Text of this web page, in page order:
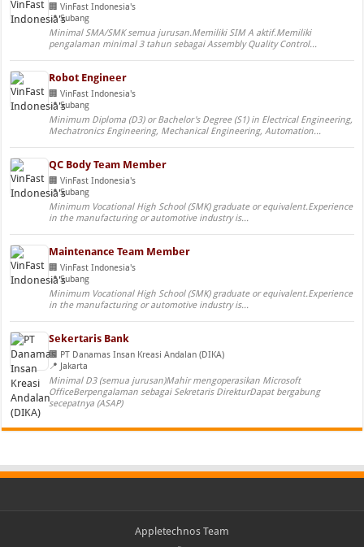
VinFast Indonesia's
Subang
Minimal SMA/SMK semua jurusan.Memiliki SIM A aktif.Memiliki
pengalaman minimal 3 tahun sebagai Assembly Quality Control...
Robot Engineer
VinFast Indonesia's
Subang
Minimum Diploma (D3) or Bachelor's Degree (S1) in Electrical Engineering,
Mechatronics Engineering, Mechanical Engineering, Automation...
QC Body Team Member
VinFast Indonesia's
Subang
Minimum Vocational High School (SMK) graduate or equivalent.Experience
in the manufacturing or automotive industry is...
Maintenance Team Member
VinFast Indonesia's
Subang
Minimum Vocational High School (SMK) graduate or equivalent.Experience
in the manufacturing or automotive industry is...
Sekertaris Bank
PT Danamas Insan Kreasi Andalan (DIKA)
Jakarta
Minimal D3 (semua jurusan)Mahir mengoperasikan Microsoft
OfficeBerpengalaman sebagai Sekretaris DirekturDapat bergabung
secepatnya (ASAP)
Appletechnos Team